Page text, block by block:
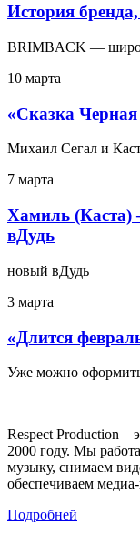
История
BRIMBACK —
10 марта
«Сказка
Михаил Сегал и
7 марта
Хамиль (Каста)
вДудь
новый вДудь
3 марта
«Длится
Уже можно оформить
Respect Production –
2000 году. Мы
музыку, снимаем
обеспечиваем
Подробней